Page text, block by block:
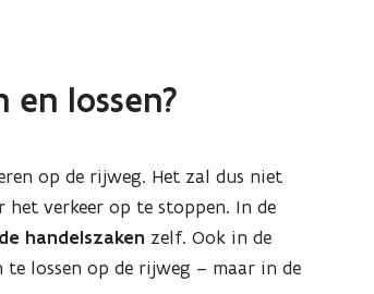
lossen?
op de rijweg. Het zal dus niet
verkeer op te stoppen. In de
handelszaken zelf. Ook in de
lossen op de rijweg – maar in de